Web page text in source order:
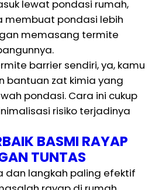
lewat pondasi rumah,
pondasi lebih
memasang termite
barrier sendiri, ya, kamu
bantuan zat kimia yang
pondasi. Cara ini cukup
risiko terjadinya
BASMI RAYAP
TUNTAS
dan langkah paling efektif